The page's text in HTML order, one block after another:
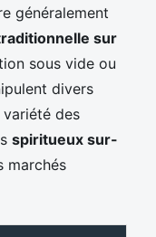
généralement
sur
sous vide ou
divers
des
spiritueux sur-
marchés